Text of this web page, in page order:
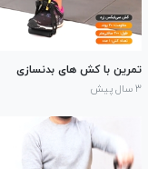
تمرین با کش های بدنسازی
۳ سال پیش